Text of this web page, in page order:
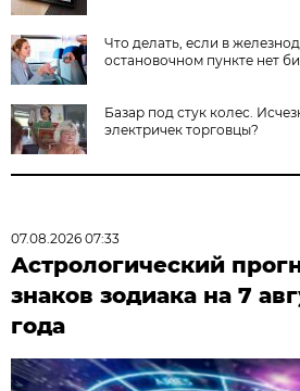
Что делать, если в
остановочном пункте нет
Базар под стук колес.
электричек торговцы?
07.08.2026 07:33
Астрологический
знаков зодиака на 7
года